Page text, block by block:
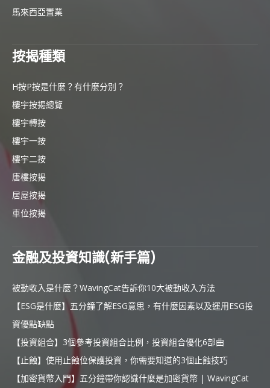
馬來西亞置業
按揭種類
H按P按是什麼？有什麼分別？
樓宇按揭總覽
樓宇轉按
樓宇一按
樓宇二按
唐樓按揭
居屋按揭
車位按揭
金融及投資知識(新手篇)
被動收入是什麼？WavingCat告訴你10大被動收入方法
【ESG是什麼】五分鐘了解ESG意思，有什麼因素以及運用ESG投
資優點缺點
【投資組合】3個參考投資組合比例，投資組合優化6部曲
【止蝕】使用止蝕位保護投資，你需要知道的3個止蝕技巧
【加密貨幣入門】五分鐘帶你認識什麼是加密貨幣 | WavingCat